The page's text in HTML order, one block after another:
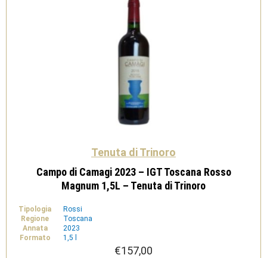
Tenuta di Trinoro
Campo di Camagi 2023 – IGT Toscana Rosso
Magnum 1,5L – Tenuta di Trinoro
Tipologia
Rossi
Regione
Toscana
Annata
2023
Formato
1,5 l
€157,00